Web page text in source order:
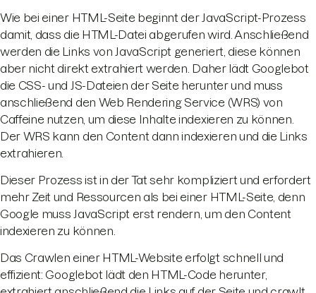
Wie bei einer HTML-Seite beginnt der JavaScript-Prozess
damit, dass die HTML-Datei abgerufen wird. Anschließend
werden die Links von JavaScript generiert, diese können
aber nicht direkt extrahiert werden. Daher lädt Googlebot
die CSS- und JS-Dateien der Seite herunter und muss
anschließend den Web Rendering Service (WRS) von
Caffeine nutzen, um diese Inhalte indexieren zu können.
Der WRS kann den Content dann indexieren und die Links
extrahieren.
Dieser Prozess ist in der Tat sehr kompliziert und erfordert
mehr Zeit und Ressourcen als bei einer HTML-Seite, denn
Google muss JavaScript erst rendern, um den Content
indexieren zu können.
Das Crawlen einer HTML-Website erfolgt schnell und
effizient: Googlebot lädt den HTML-Code herunter,